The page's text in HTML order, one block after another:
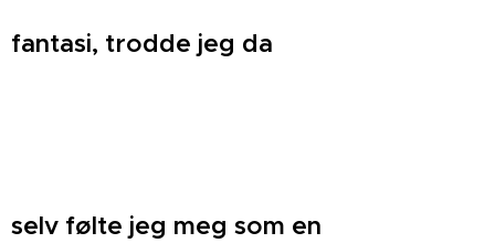
fantasi, trodde jeg da
selv følte jeg meg som en